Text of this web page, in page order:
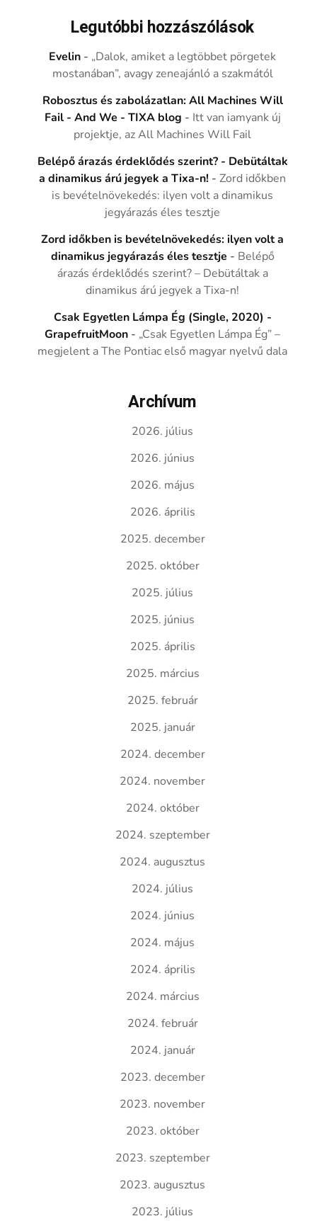
Legutóbbi hozzászólások
Evelin - „Dalok, amiket a legtöbbet pörgetek
mostanában”, avagy zeneajánló a szakmától
Robosztus és zabolázatlan: All Machines Will
Fail - And We - TIXA blog - Itt van iamyank új
projektje, az All Machines Will Fail
Belépő árazás érdeklődés szerint? - Debütáltak
a dinamikus árú jegyek a Tixa-n! -Zord időkben
is bevételnövekedés: ilyen volt a dinamikus
jegyárazás éles tesztje
Zord időkben is bevételnövekedés: ilyen volt a
dinamikus jegyárazás éles tesztje - Belépő
árazás érdeklődés szerint? – Debütáltak a
dinamikus árú jegyek a Tixa-n!
Csak Egyetlen Lámpa Ég (Single, 2020) -
GrapefruitMoon - „Csak Egyetlen Lámpa Ég” –
megjelent a The Pontiac első magyar nyelvű dala
Archívum
2026. július
2026. június
2026. május
2026. április
2025. december
2025. október
2025. július
2025. június
2025. április
2025. március
2025. február
2025. január
2024. december
2024. november
2024. október
2024. szeptember
2024. augusztus
2024. július
2024. június
2024. május
2024. április
2024. március
2024. február
2024. január
2023. december
2023. november
2023. október
2023. szeptember
2023. augusztus
2023. július